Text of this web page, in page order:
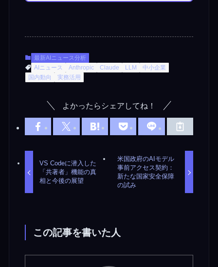
最新AIニュース分析
AIニュース
Anthropic Claude LLM
中小企業
国内動向
実務活用
よかったらシェアしてね！
VS Codeに潜入した
「共著者」機能の真
相と今後の展望
米国政府のAIモデル
事前アクセス契約：
新たな国家安全保障
の試み
この記事を書いた人